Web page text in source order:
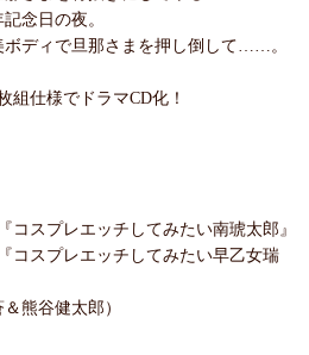
念日の夜。
ボディで旦那さまを押し倒して……。
組仕様でドラマCD化！
コスプレエッチしてみたい南琥太郎』
コスプレエッチしてみたい早乙女瑞
熊谷健太郎）